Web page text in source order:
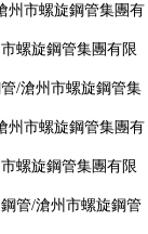
州市螺旋鋼管集團有
螺旋鋼管集團有限
/滄州市螺旋鋼管集
州市螺旋鋼管集團有
螺旋鋼管集團有限
管/滄州市螺旋鋼管